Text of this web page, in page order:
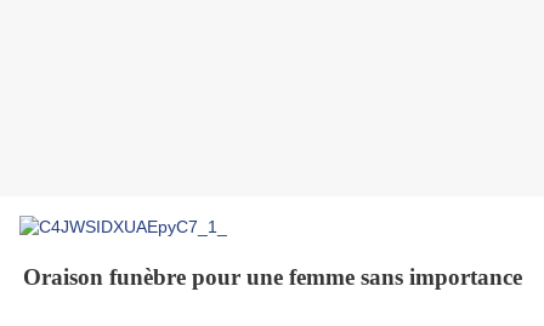
Oraison funèbre pour une femme sans importance